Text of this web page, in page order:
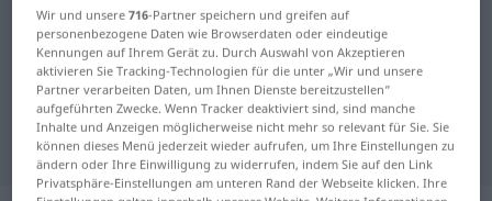
Isländisch-Deutsch Wörterbuch tryggja
Isländisch-Deutsch Übersetzung
für "tryggja"
"tryggja" Deutsch Übersetzung
Wir und unsere716-Partner speichern und greifen auf
personenbezogene Daten wie Browserdaten oder eindeutige
Kennungen auf Ihrem Gerät zu. Durch Auswahl von Akzeptieren
aktivieren Sie Tracking-Technologien für die unter „Wir und unsere
Partner verarbeiten Daten, um Ihnen Dienste bereitzustellen“
aufgeführten Zwecke. Wenn Tracker deaktiviert sind, sind manche
Inhalte und Anzeigen möglicherweise nicht mehr so relevant für Sie. Sie
können dieses Menü jederzeit wieder aufrufen, um Ihre Einstellungen zu
ändern oder Ihre Einwilligung zu widerrufen, indem Sie auf den Link
Privatsphäre-Einstellungen am unteren Rand der Webseite klicken. Ihre